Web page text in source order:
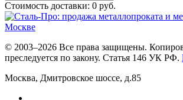
Стоимость доставки: 0 руб.
© 2003–2026 Все права защищены.
преследуется по закону. Статья 146 УК РФ.
Москва, Дмитровское шоссе, д.85